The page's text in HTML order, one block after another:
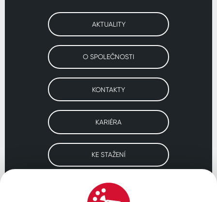
AKTUALITY
O SPOLEČNOSTI
KONTAKTY
KARIÉRA
KE STAŽENÍ
Navštivte naše pobočky